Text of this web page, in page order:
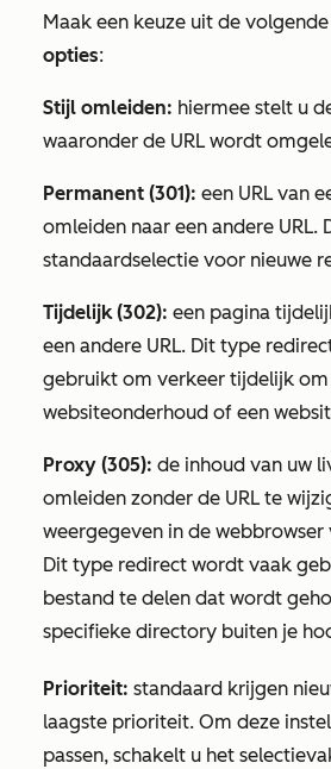
Maak een keuze uit de volgende
opties:
Stijl omleiden: hiermee stelt u
waaronder de URL wordt
Permanent (301): een URL van
omleiden naar een andere URL.
standaardselectie voor nieuwe
Tijdelijk (302): een pagina
een andere URL. Dit type
gebruikt om verkeer tijdelijk
websiteonderhoud of een
Proxy (305): de inhoud van uw
omleiden zonder de URL te
weergegeven in de webbrowser
Dit type redirect wordt vaak
bestand te delen dat wordt
specifieke directory buiten je
Prioriteit: standaard krijgen
laagste prioriteit. Om deze
passen, schakelt u het